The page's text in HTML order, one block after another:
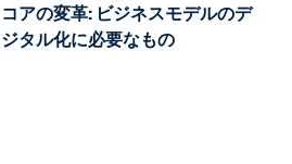
コアの変革: ビジネスモデルのデ
ジタル化に必要なもの